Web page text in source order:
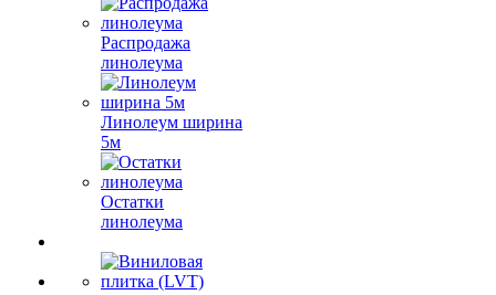
Распродажа
линолеума
Линолеум ширина
5м
Остатки
линолеума